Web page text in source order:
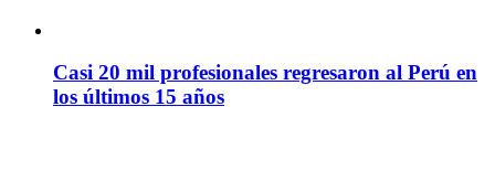
Casi 20 mil profesionales regresaron al Perú en
los últimos 15 años